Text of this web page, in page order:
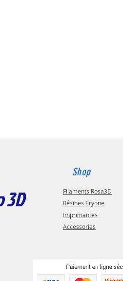
3D
Shop
Filaments Rosa3D
Résines Eryone
Imprimantes
Accessories